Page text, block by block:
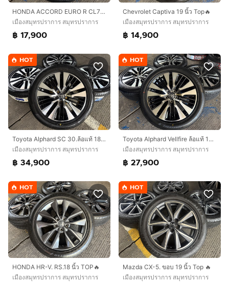
HONDA ACCORD EURO R CL7 ขอบ 17 นิ้ว🔥
เมืองสมุทรปราการ สมุทรปราการ
฿ 17,900
Chevrolet Captiva 19 นิ้ว Top🔥
เมืองสมุทรปราการ สมุทรปราการ
฿ 14,900
HOT
Toyota Alphard SC 30.ล้อแท้ 18 นิ้ว Top🔥
เมืองสมุทรปราการ สมุทรปราการ
฿ 34,900
HOT
Toyota Alphard Vellfire ล้อแท้ 18 นิ้ว Top🔥
เมืองสมุทรปราการ สมุทรปราการ
฿ 27,900
HOT
HONDA HR-V. RS.18 นิ้ว TOP🔥
เมืองสมุทรปราการ สมุทรปราการ
HOT
Mazda CX-5. ขอบ 19 นิ้ว Top 🔥
เมืองสมุทรปราการ สมุทรปราการ